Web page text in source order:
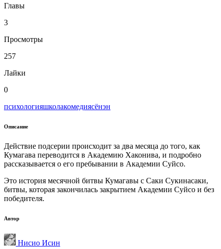
Главы
3
Просмотры
257
Лайки
0
психологияшколакомедиясёнэн
Описание
Действие подсерии происходит за два месяца до того, как
Кумагава переводится в Академию Хаконива, и подробно
рассказывается о его пребывании в Академии Суйсо.
Это история месячной битвы Кумагавы с Саки Сукинасаки,
битвы, которая закончилась закрытием Академии Суйсо и без
победителя.
Автор
Нисио Исин